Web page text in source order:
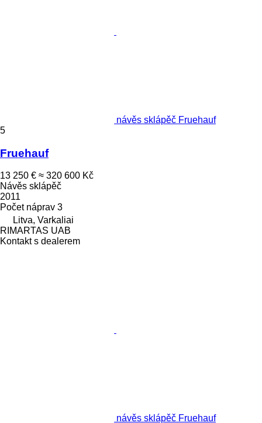
návěs sklápěč Fruehauf
5
Fruehauf
13 250 € ≈ 320 600 Kč
Návěs sklápěč
2011
Počet náprav 3
Litva, Varkaliai
RIMARTAS UAB
Kontakt s dealerem
návěs sklápěč Fruehauf